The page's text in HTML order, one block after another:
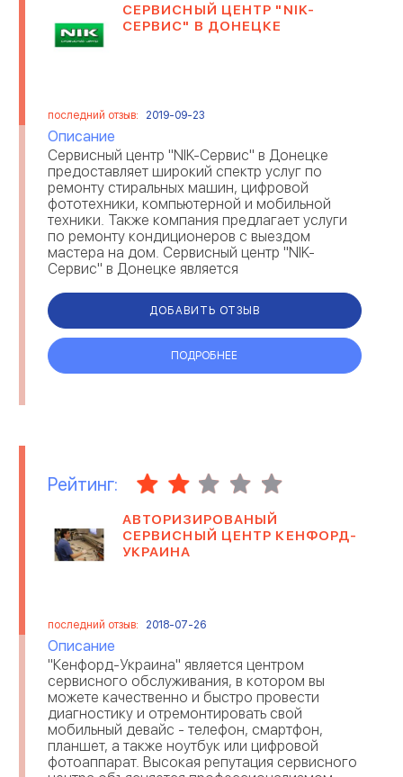
СЕРВИСНЫЙ ЦЕНТР "NIK-
СЕРВИС" В ДОНЕЦКЕ
последний отзыв: 2019-09-23
Описание
Сервисный центр "NIK-Сервис" в Донецке
предоставляет широкий спектр услуг по
ремонту стиральных машин, цифровой
фототехники, компьютерной и мобильной
техники. Также компания предлагает услуги
по ремонту кондиционеров с выездом
мастера на дом. Сервисный центр "NIK-
Сервис" в Донецке является
мировых производителей TEFAL, RO...
ДОБАВИТЬ ОТЗЫВ
ПОДРОБНЕЕ
Рейтинг:
АВТОРИЗИРОВАНЫЙ
СЕРВИСНЫЙ ЦЕНТР КЕНФОРД-
УКРАИНА
последний отзыв: 2018-07-26
Описание
"Кенфорд-Украина" является центром
сервисного обслуживания, в котором вы
можете качественно и быстро провести
диагностику и отремонтировать свой
мобильный девайс - телефон, смартфон,
планшет, а также ноутбук или цифровой
фотоаппарат. Высокая репутация сервисного